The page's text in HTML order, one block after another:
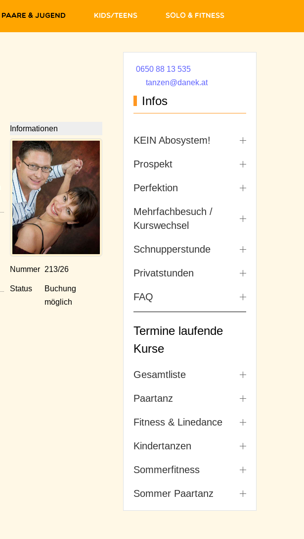
Paare & Jugend Kids/Teens Solo & Fitness
Informationen
Nummer 213/26
Status
Buchung
möglich
0650 88 13 535
tanzen@danek.at
Infos
KEIN Abosystem!
Prospekt
Perfektion
Mehrfachbesuch /
Kurswechsel
Schnupperstunde
Privatstunden
FAQ
Termine laufende
Kurse
Gesamtliste
Paartanz
Fitness & Linedance
Kindertanzen
Sommerfitness
Sommer Paartanz